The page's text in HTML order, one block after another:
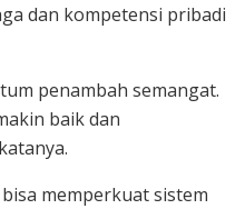
dan kompetensi pribadi
penambah semangat.
baik dan
memperkuat sistem